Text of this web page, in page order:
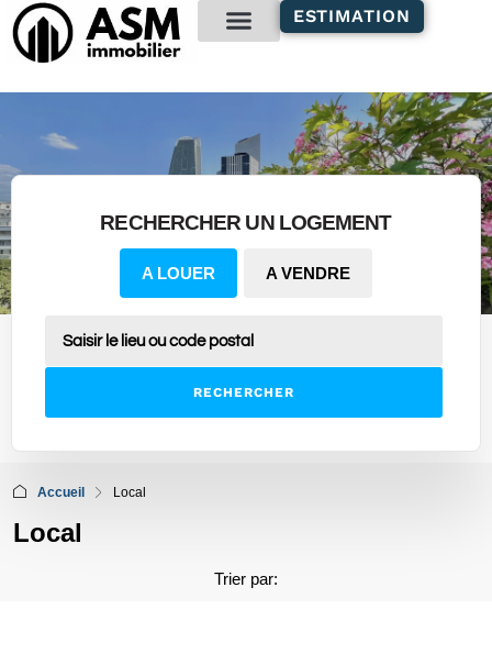
principal
ESTIMATION
RECHERCHER UN LOGEMENT
A LOUER A VENDRE
RECHERCHER
Accueil Local
Local
Trier par: